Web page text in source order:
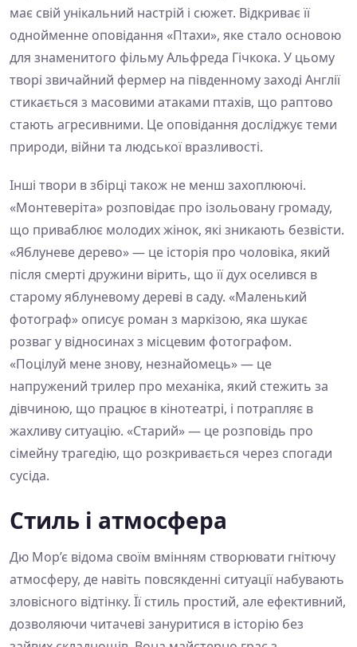
має свій унікальний настрій і сюжет. Відкриває її
однойменне оповідання «Птахи», яке стало основою
для знаменитого фільму Альфреда Гічкока. У цьому
творі звичайний фермер на південному заході Англії
стикається з масовими атаками птахів, що раптово
стають агресивними. Це оповідання досліджує теми
природи, війни та людської вразливості.
Інші твори в збірці також не менш захоплюючі.
«Монтеверіта» розповідає про ізольовану громаду,
що приваблює молодих жінок, які зникають безвісти.
«Яблуневе дерево» — це історія про чоловіка, який
після смерті дружини вірить, що її дух оселився в
старому яблуневому дереві в саду. «Маленький
фотограф» описує роман з маркізою, яка шукає
розваг у відносинах з місцевим фотографом.
«Поцілуй мене знову, незнайомець» — це
напружений трилер про механіка, який стежить за
дівчиною, що працює в кінотеатрі, і потрапляє в
жахливу ситуацію. «Старий» — це розповідь про
сімейну трагедію, що розкривається через спогади
сусіда.
Стиль і атмосфера
Дю Мор’є відома своїм вмінням створювати гнітючу
атмосферу, де навіть повсякденні ситуації набувають
зловісного відтінку. Її стиль простий, але ефективний,
дозволяючи читачеві зануритися в історію без